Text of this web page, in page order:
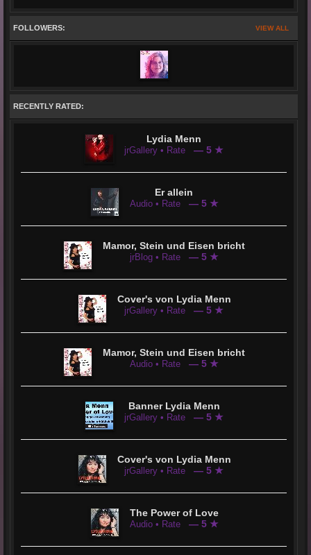
VIEW ALL
FOLLOWERS:
RECENTLY RATED:
Lydia Menn
jrGallery • Rate — 5 ★
Er allein
Audio • Rate — 5 ★
Mamor, Stein und Eisen bricht
jrBlog • Rate — 5 ★
Cover's von Lydia Menn
jrGallery • Rate — 5 ★
Mamor, Stein und Eisen bricht
Audio • Rate — 5 ★
Banner Lydia Menn
jrGallery • Rate — 5 ★
Cover's von Lydia Menn
jrGallery • Rate — 5 ★
The Power of Love
Audio • Rate — 5 ★